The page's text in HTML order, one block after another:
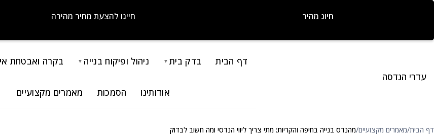
חיוג מהיר חייגו להצעת מחיר מהירה
עדרי הנדסה
דף הבית בדק בית ▼ ניהול ופיקוח בנייה ▼ בקרה ואבטחת
אודותינו הסמכות מאמרים מקצועיים
דף הבית/מאמרים מקצועיים/מהנדס בנייה בחיפה והקריות: מתי צריך ליווי הנדסי ומה חשוב לבדוק